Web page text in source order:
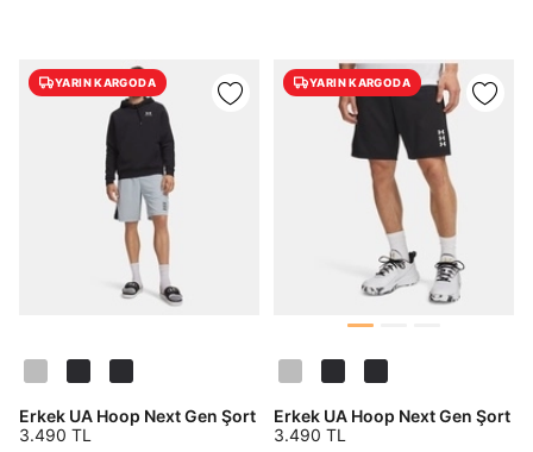
YARIN KARGODA
Erkek UA Hoop Next Gen Şort
3.490 TL
YARIN KARGODA
Erkek UA Hoop Next Gen Şort
3.490 TL